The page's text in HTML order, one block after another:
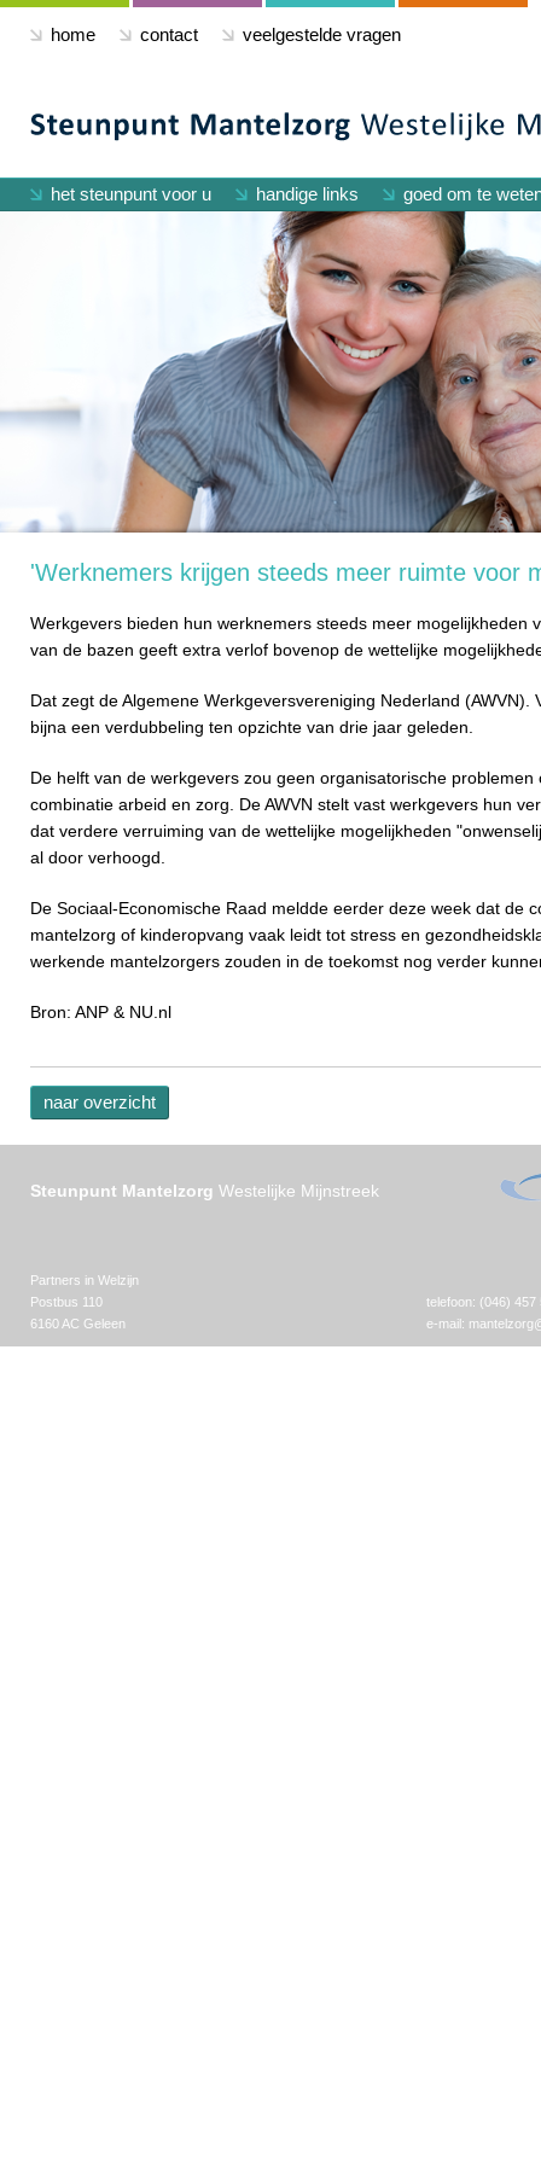
home contact veelgestelde vragen
het steunpunt voor u handige links goed om te
'Werknemers krijgen steeds meer ruimte voor
Werkgevers bieden hun werknemers steeds meer mogelijkheden
van de bazen geeft extra verlof bovenop de wettelijke
Dat zegt de Algemene Werkgeversvereniging Nederland (AWVN).
bijna een verdubbeling ten opzichte van drie jaar geleden.
De helft van de werkgevers zou geen organisatorische
combinatie arbeid en zorg. De AWVN stelt vast werkgevers hun
dat verdere verruiming van de wettelijke mogelijkheden
al door verhoogd.
De Sociaal-Economische Raad meldde eerder deze week dat de
mantelzorg of kinderopvang vaak leidt tot stress en
werkende mantelzorgers zouden in de toekomst nog verder
Bron: ANP & NU.nl
naar overzicht
Steunpunt Mantelzorg Westelijke Mijnstreek
Partners in Welzijn
Postbus 110
6160 AC Geleen
telefoon: (046) 457
e-mail: